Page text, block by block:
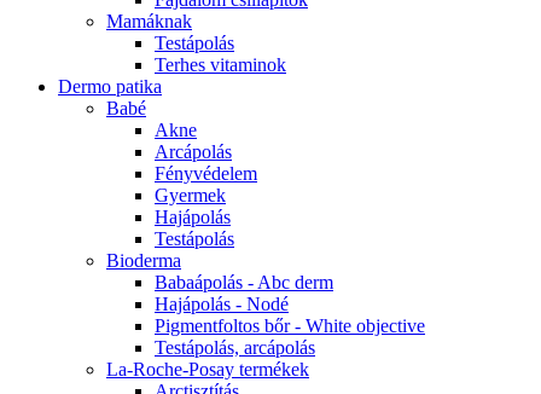
Mamáknak
Testápolás
Terhes vitaminok
Dermo patika
Babé
Akne
Arcápolás
Fényvédelem
Gyermek
Hajápolás
Testápolás
Bioderma
Babaápolás - Abc derm
Hajápolás - Nodé
Pigmentfoltos bőr - White objective
Testápolás, arcápolás
La-Roche-Posay termékek